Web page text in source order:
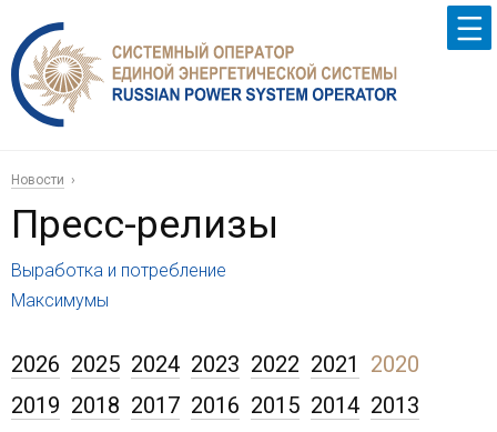
Новости
Пресс-релизы
Выработка и потребление
Максимумы
2026 2025 2024 2023 2022 2021 2020
2019 2018 2017 2016 2015 2014 2013